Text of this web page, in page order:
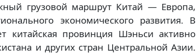
грузовой маршрут Китай — Европа,
экономического развития. В
китайская провинция Шэньси активно
и других стран Центральной Азии.